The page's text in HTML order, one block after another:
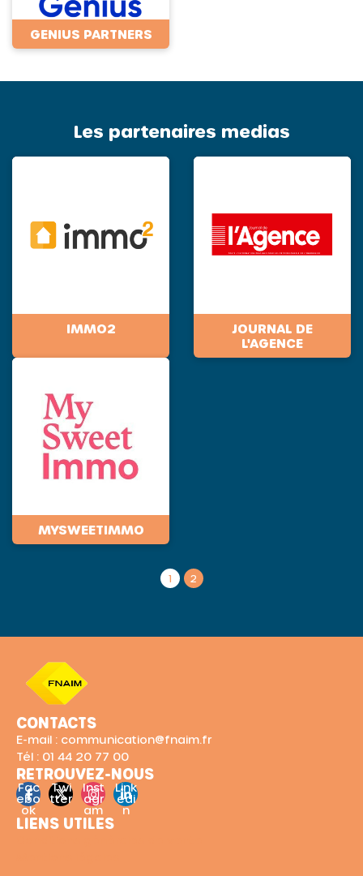
GENIUS PARTNERS
Les partenaires medias
IMMO2
JOURNAL DE
L'AGENCE
MYSWEETIMMO
1 2
CONTACTS
E-mail : communication@fnaim.fr
Tél : 01 44 20 77 00
RETROUVEZ-NOUS
Fac
ebo
ok
Twi
tter
Inst
agr
am
Link
edi
n
LIENS UTILES